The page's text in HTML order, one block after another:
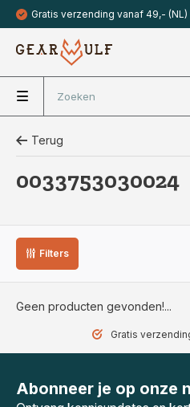
Gratis verzending vanaf 49,- (NL)
Terug
0033753030024
Filters
Geen producten gevonden!...
Gratis
Abonneer je op onze